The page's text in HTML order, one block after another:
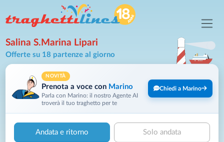
Salina S.Marina Lipari
Offerte su 18 partenze al giorno
NOVITÀ
Prenota a voce con Marino
Parla con Marino: il nostro Agente AI
troverà il tuo traghetto per te
Chiedi a Marino
Andata e ritorno Solo andata